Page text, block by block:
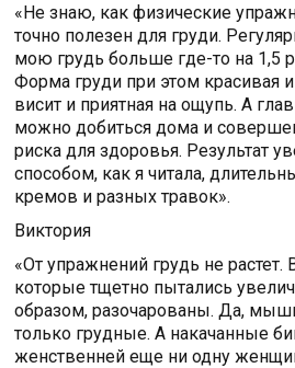
«Не знаю, как физические
точно полезен для груди.
мою грудь больше где-то на 1,5
Форма груди при этом красивая и
висит и приятная на ощупь. А
можно добиться дома и
риска для здоровья. Результат
способом, как я читала,
кремов и разных травок».
Виктория
«От упражнений грудь не растет.
которые тщетно пытались
образом, разочарованы. Да,
только грудные. А накачанные
женственней еще ни одну